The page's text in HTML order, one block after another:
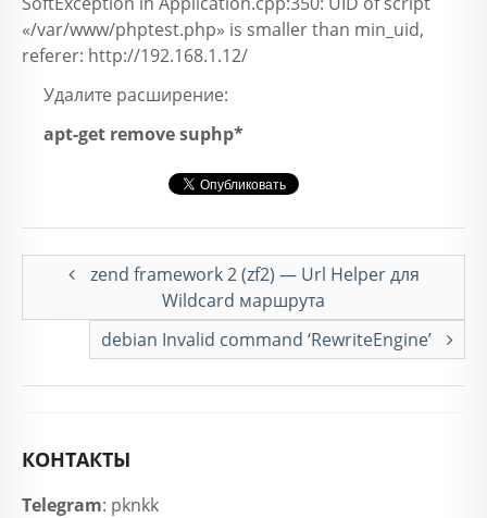
«/var/www/phptest.php» is smaller than min_uid,
referer: http://192.168.1.12/
Удалите расширение:
apt-get remove suphp*
zend framework 2 (zf2) — Url Helper для
Wildcard маршрута
debian Invalid command ‘RewriteEngine’
КОНТАКТЫ
Telegram: pknkk